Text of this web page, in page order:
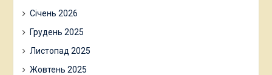
Січень 2026
Грудень 2025
Листопад 2025
Жовтень 2025